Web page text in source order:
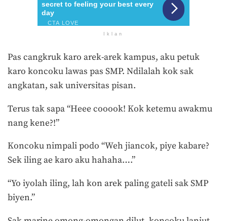
Iklan
Pas cangkruk karo arek-arek kampus, aku petuk
karo koncoku lawas pas SMP. Ndilalah kok sak
angkatan, sak universitas pisan.
Terus tak sapa “Heee cooook! Kok ketemu awakmu
nang kene?!”
Koncoku nimpali podo “Weh jiancok, piye kabare?
Sek iling ae karo aku hahaha….”
“Yo iyolah iling, lah kon arek paling gateli sak SMP
biyen.”